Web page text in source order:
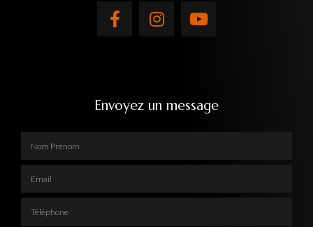
Envoyez un message